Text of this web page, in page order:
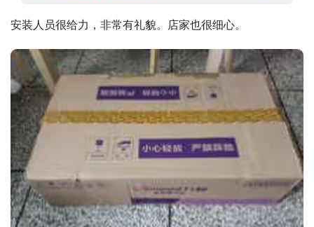
安装人员很给力，非常有礼貌。店家也很细心。